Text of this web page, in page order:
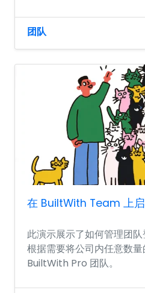
团队
在 BuiltWith Team 上
此演示展示了如何管理团
根据需要将公司内任意数
BuiltWith Pro 团队。